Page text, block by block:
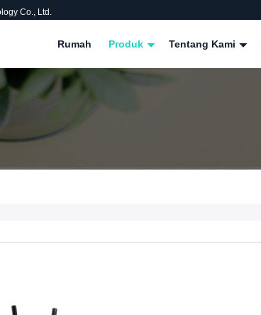
Co., Ltd.
Rumah Produk Tentang Kami